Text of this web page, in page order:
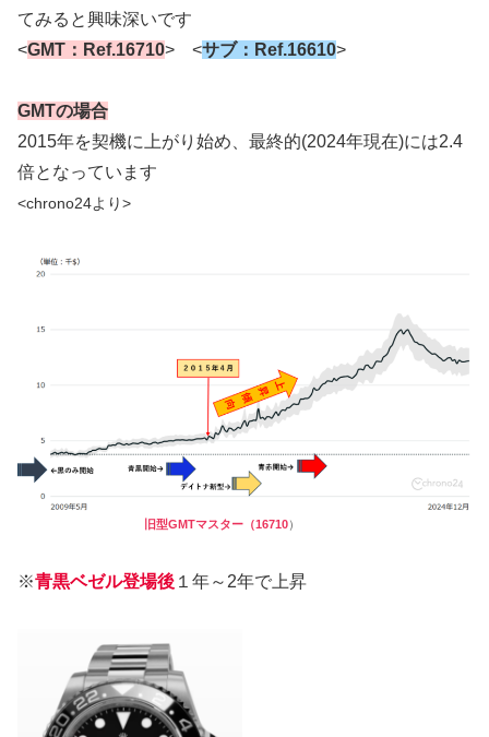
てみると興味深いです
<GMT ： Ref.16710> <サブ：Ref.16610>
GMTの場合
2015年を契機に上がり始め、最終的(2024年現在)には2.4
倍となっています
<chrono24より>
旧型GMTマスター（16710）
※青黒ベゼル登場後 １年～2年で上昇